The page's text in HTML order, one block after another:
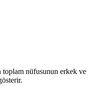
toplam nüfusunun erkek ve